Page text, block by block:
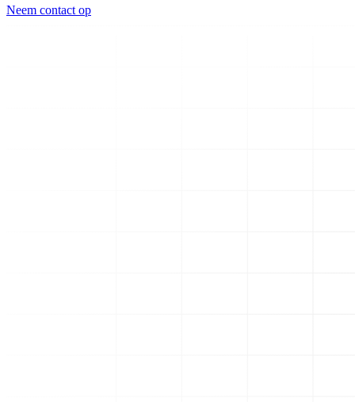
Neem contact op